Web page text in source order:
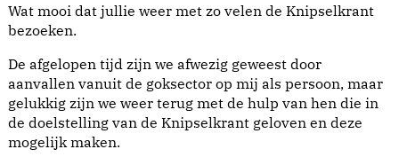
Wat mooi dat jullie weer met zo velen de Knipselkrant
bezoeken.
De afgelopen tijd zijn we afwezig geweest door
aanvallen vanuit de goksector op mij als persoon, maar
gelukkig zijn we weer terug met de hulp van hen die in
de doelstelling van de Knipselkrant geloven en deze
mogelijk maken.